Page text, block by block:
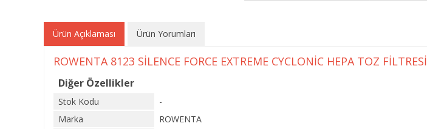
Ürün Açıklaması Ürün Yorumları
ROWENTA 8123 SİLENCE FORCE EXTREME CYCLONİC HEPA TOZ FİLTRESİ
Diğer Özellikler
Stok Kodu
-
Marka
ROWENTA